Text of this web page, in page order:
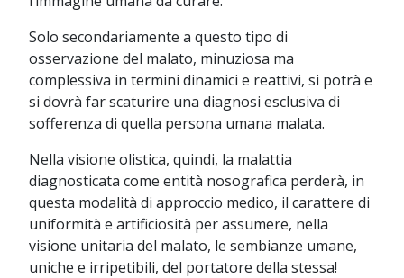
Solo secondariamente a questo tipo di
osservazione del malato, minuziosa ma
complessiva in termini dinamici e reattivi, si potrà e
si dovrà far scaturire una diagnosi esclusiva di
sofferenza di quella persona umana malata.
Nella visione olistica, quindi, la malattia
diagnosticata come entità nosografica perderà, in
questa modalità di approccio medico, il carattere di
uniformità e artificiosità per assumere, nella
visione unitaria del malato, le sembianze umane,
uniche e irripetibili, del portatore della stessa!